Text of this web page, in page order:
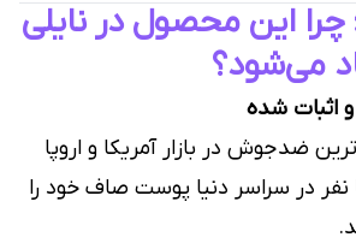
چرا این محصول در نایلی
می‌شود؟
اثبات‌ شده
ضدجوش در بازار آمریکا و اروپا
در سراسر دنیا پوست صاف خود را